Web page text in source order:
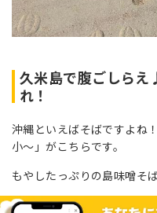
久米島で腹ごしら
れ！
沖縄といえばそばですよね
小～」がこちらです。
もやしたっぷりの島味噌そ